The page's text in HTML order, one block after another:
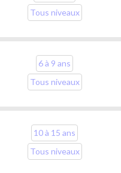
Tous niveaux
6 à 9 ans
Tous niveaux
10 à 15 ans
Tous niveaux